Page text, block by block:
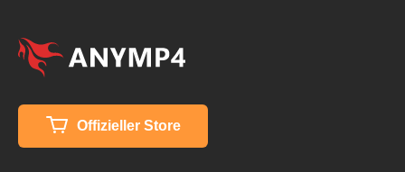
Offizieller Store